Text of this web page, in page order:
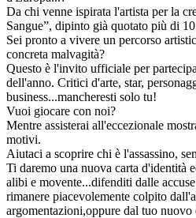
Da chi venne ispirata l'artista per la
Sangue”, dipinto già quotato più di
Sei pronto a vivere un percorso
concreta malvagità?
Questo è l'invito ufficiale per
dell'anno. Critici d'arte, star,
business...mancheresti solo tu!
Vuoi giocare con noi?
Mentre assisterai all'eccezionale
motivi.
Aiutaci a scoprire chi è l'assassino,
Ti daremo una nuova carta d'identità
alibi e movente...difenditi dalle
rimanere piacevolemente colpito
argomentazioni,oppure dal tuo nuovo